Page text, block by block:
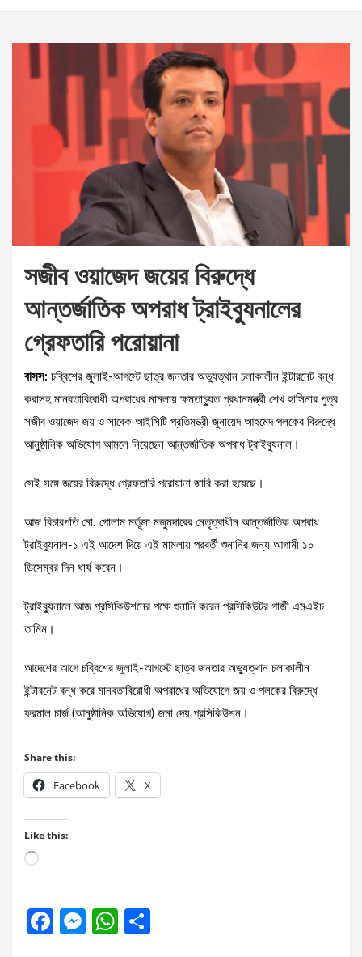
সজীব ওয়াজেদ জয়ের বিরুদ্ধে
আন্তর্জাতিক অপরাধ ট্রাইব্যুনালের
গ্রেফতারি পরোয়ানা
বাসস: চব্বিশের জুলাই-আগস্টে ছাত্র জনতার অভ্যুত্থান চলাকালীন ইন্টারনেট বন্ধ
করাসহ মানবতাবিরোধী অপরাধের মামলায় ক্ষমতাচ্যুত প্রধানমন্ত্রী শেখ হাসিনার পুত্র
সজীব ওয়াজেদ জয় ও সাবেক আইসিটি প্রতিমন্ত্রী জুনায়েদ আহমেদ পলকের বিরুদ্ধে
আনুষ্ঠানিক অভিযোগ আমলে নিয়েছেন আন্তর্জাতিক অপরাধ ট্রাইব্যুনাল।
সেই সঙ্গে জয়ের বিরুদ্ধে গ্রেফতারি পরোয়ানা জারি করা হয়েছে।
আজ বিচারপতি মো. গোলাম মর্তূজা মজুমদারের নেতৃত্বাধীন আন্তর্জাতিক অপরাধ
ট্রাইব্যুনাল-১ এই আদেশ দিয়ে এই মামলায় পরবর্তী শুনানির জন্য আগামী ১০
ডিসেম্বর দিন ধার্য করেন।
ট্রাইব্যুনালে আজ প্রসিকিউশনের পক্ষে শুনানি করেন প্রসিকিউটর গাজী এমএইচ
তামিম।
আদেশের আগে চব্বিশের জুলাই-আগস্টে ছাত্র জনতার অভ্যুত্থান চলাকালীন
ইন্টারনেট বন্ধ করে মানবতাবিরোধী অপরাধের অভিযোগে জয় ও পলকের বিরুদ্ধে
ফরমাল চার্জ (আনুষ্ঠানিক অভিযোগ) জমা দেয় প্রসিকিউশন।
Share this:
Facebook X
Like this:
Loading…
F
M W